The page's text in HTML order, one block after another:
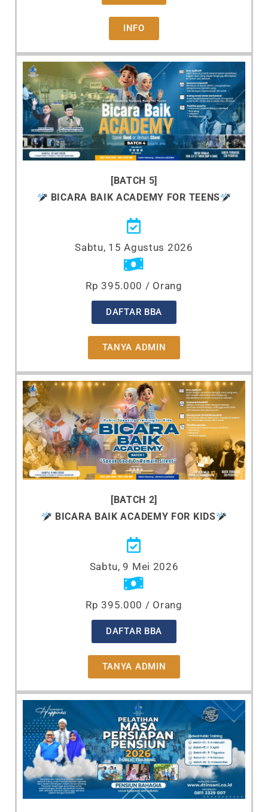
INFO
[BATCH 5]
BICARA BAIK ACADEMY FOR TEENS
Sabtu, 15 Agustus 2026
Rp 395.000 / Orang
DAFTAR BBA
TANYA ADMIN
[BATCH 2]
BICARA BAIK ACADEMY FOR KIDS
Sabtu, 9 Mei 2026
Rp 395.000 / Orang
DAFTAR BBA
TANYA ADMIN